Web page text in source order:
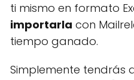
ti mismo en formato
importarla con
tiempo ganado.
Simplemente tendrás